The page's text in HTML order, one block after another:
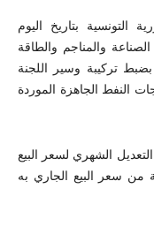
التونسية بتاريخ اليوم
من وزيرة الصناعة والمناجم والطاقة
بضبط تركيبة وسير اللجنة
النفط الجاهزة الموردة
الشهري لسعر البيع
أو التخفيض، نسبة 7 بالمائة من سعر البيع الجاري به